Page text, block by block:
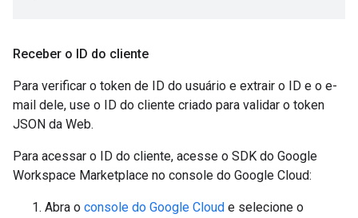
Receber o ID do cliente
Para verificar o token de ID do usuário e extrair o ID e o e-
mail dele, use o ID do cliente criado para validar o token
JSON da Web.
Para acessar o ID do cliente, acesse o SDK do Google
Workspace Marketplace no console do Google Cloud:
Abra o console do Google Cloud e selecione o